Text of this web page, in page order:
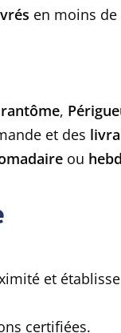
en moins de
,
et des
ou
et
certifiées.